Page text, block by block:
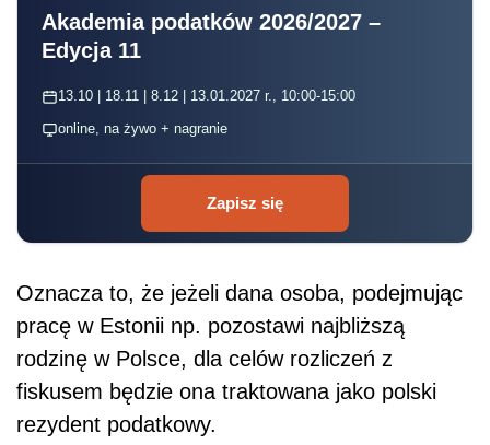
Akademia podatków 2026/2027 –
Edycja 11
13.10 | 18.11 | 8.12 | 13.01.2027 r., 10:00-15:00
online, na żywo + nagranie
Zapisz się
Oznacza to, że jeżeli dana osoba, podejmując
pracę w Estonii np. pozostawi najbliższą
rodzinę w Polsce, dla celów rozliczeń z
fiskusem będzie ona traktowana jako polski
rezydent podatkowy.